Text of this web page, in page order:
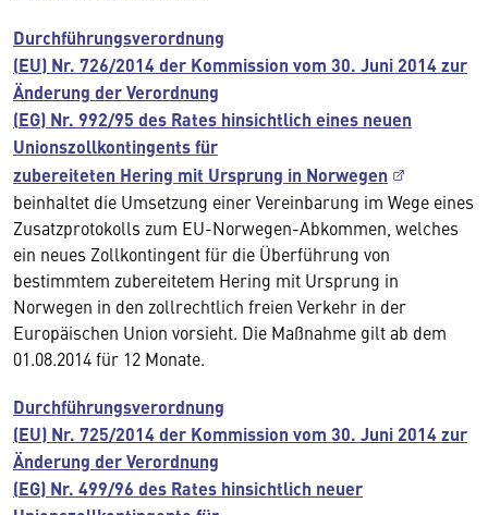
Durchführungsverordnung
(EU) Nr. 726/2014 der Kommission vom 30. Juni 2014 zur
Änderung der Verordnung
(EG) Nr. 992/95 des Rates hinsichtlich eines neuen
Unionszollkontingents für
zubereiteten Hering mit Ursprung in Norwegen
beinhaltet die Umsetzung einer Vereinbarung im Wege eines
Zusatzprotokolls zum EU-Norwegen-Abkommen, welches
ein neues Zollkontingent für die Überführung von
bestimmtem zubereitetem Hering mit Ursprung in
Norwegen in den zollrechtlich freien Verkehr in der
Europäischen Union vorsieht. Die Maßnahme gilt ab dem
01.08.2014 für 12 Monate.
Durchführungsverordnung
(EU) Nr. 725/2014 der Kommission vom 30. Juni 2014 zur
Änderung der Verordnung
(EG) Nr. 499/96 des Rates hinsichtlich neuer